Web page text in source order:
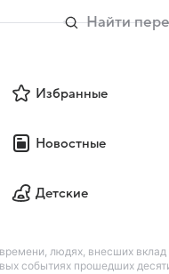
Избранные
Новостные
Детские
людях, внесших
событиях прошедших